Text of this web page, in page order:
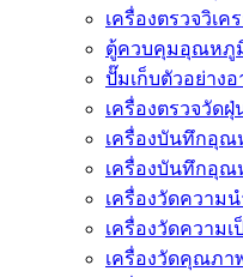
เครื่องตรวจวิเค
ตู้ควบคุมอุณหภู
ปั๊มเก็บตัวอย่าง
เครื่องตรวจวัดฝุ่
เครื่องบันทึกอุณ
เครื่องบันทึกอุ
เครื่องวัดความ
เครื่องวัดความเ
เครื่องวัดคุณภ